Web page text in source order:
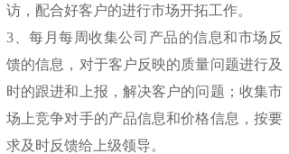
访，配合好客户的进行市场开拓工作。
3、每月每周收集公司产品的信息和市场反
馈的信息，对于客户反映的质量问题进行及
时的跟进和上报，解决客户的问题；收集市
场上竞争对手的产品信息和价格信息，按要
求及时反馈给上级领导。